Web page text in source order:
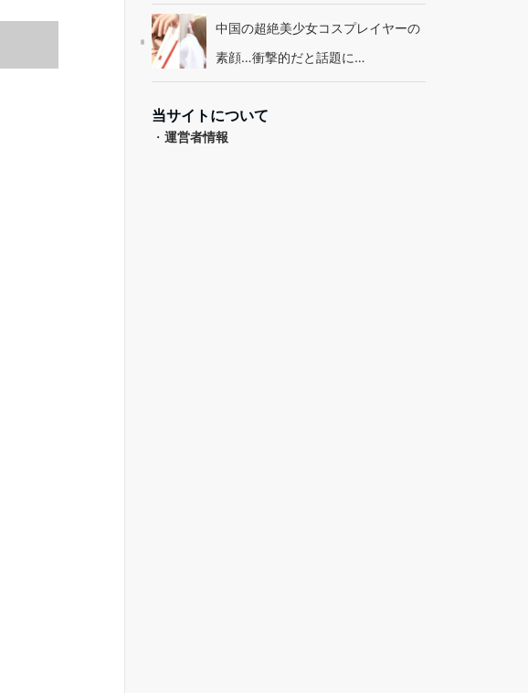
中国の超絶美少女コスプレイヤーの
素顔…衝撃的だと話題に…
当サイトについて
・ 運営者情報